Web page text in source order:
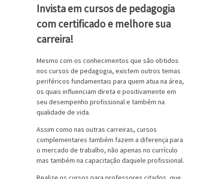
Invista em cursos de pedagogia
com certificado e melhore sua
carreira!
Mesmo com os conhecimentos que são obtidos
nos cursos de pedagogia, existem outros temas
periféricos fundamentais para quem atua na área,
os quais influenciam direta e positivamente em
seu desempenho profissional e também na
qualidade de vida.
Assim como nas outras carreiras, cursos
complementares também fazem a diferença para
o mercado de trabalho, não apenas no currículo
mas também na capacitação daquele profissional.